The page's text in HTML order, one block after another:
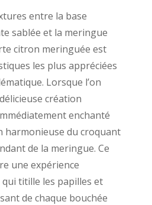
entre la base
sablée et la meringue
citron meringuée est
les plus appréciées
Lorsque l’on
création
enchanté
harmonieuse du croquant
de la meringue. Ce
une expérience
titille les papilles et
de chaque bouchée